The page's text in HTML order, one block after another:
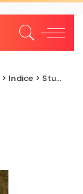
> Indice > Studi e Ricerche